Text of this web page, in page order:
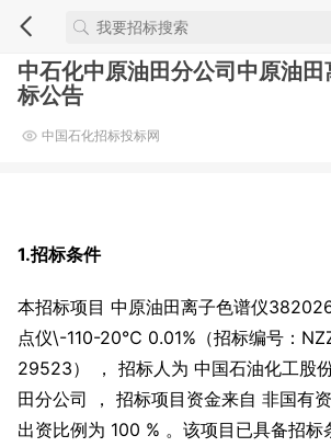
中石化中原油田分公司中原油
标公告
中国石化招标投标网
1.招标条件
本招标项目 中原油田离子色谱仪
点仪\-110-20℃ 0.01%（招标编号：
29523） ， 招标人为 中国石油化工股
田分公司 ， 招标项目资金来自 非国有
出资比例为 100 % 。该项目已具备招标